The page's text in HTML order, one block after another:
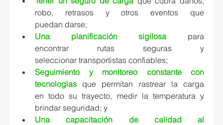
robo, retrasos y otros eventos que
puedan darse;
Una planificación sigilosa
para
encontrar rutas seguras y
seleccionar transportistas confiables;
Seguimiento y monitoreo constante con
tecnologías que permitan rastrear la carga
en todo su trayecto, medir la temperatura y
brindar seguridad; y
Una capacitación de calidad al